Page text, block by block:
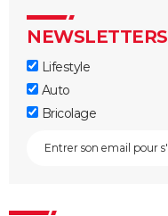
NEWSLETTERS
Lifestyle
Auto
Bricolage